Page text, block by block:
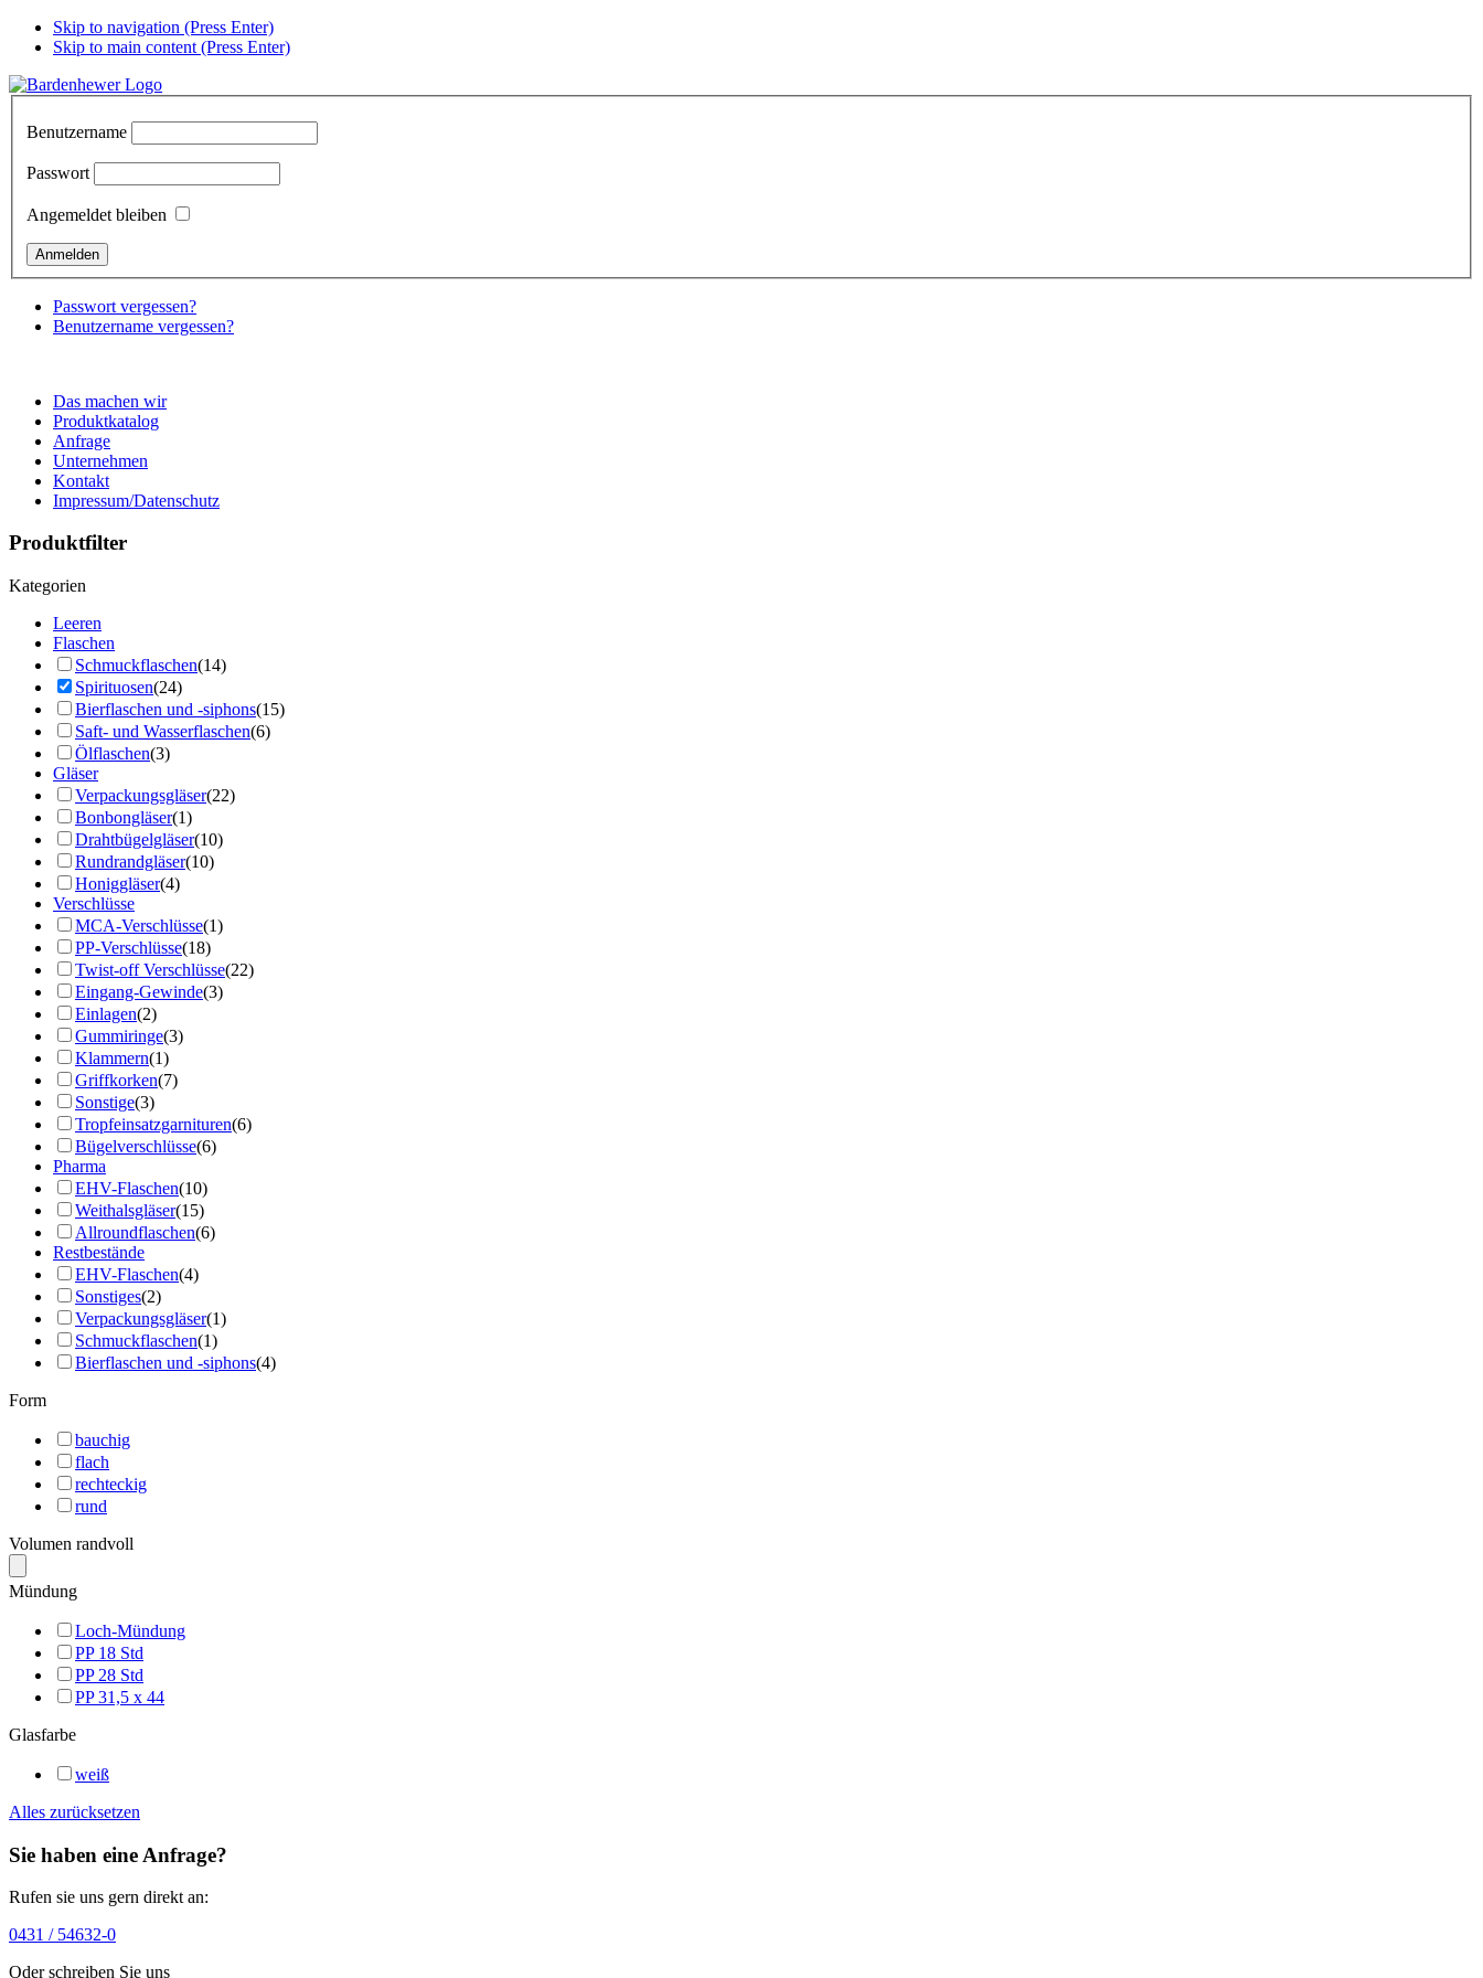
Skip to navigation (Press Enter)
Skip to main content (Press Enter)
Benutzername
Passwort
Angemeldet bleiben
Passwort vergessen?
Benutzername vergessen?
Das machen wir
Produktkatalog
Anfrage
Unternehmen
Kontakt
Impressum/Datenschutz
Produktfilter
Kategorien
Leeren
Flaschen
Schmuckflaschen(14)
Spirituosen(24)
Bierflaschen und -siphons(15)
Saft- und Wasserflaschen(6)
Ölflaschen(3)
Gläser
Verpackungsgläser(22)
Bonbongläser(1)
Drahtbügelgläser(10)
Rundrandgläser(10)
Honiggläser(4)
Verschlüsse
MCA-Verschlüsse(1)
PP-Verschlüsse(18)
Twist-off Verschlüsse(22)
Eingang-Gewinde(3)
Einlagen(2)
Gummiringe(3)
Klammern(1)
Griffkorken(7)
Sonstige(3)
Tropfeinsatzgarnituren(6)
Bügelverschlüsse(6)
Pharma
EHV-Flaschen(10)
Weithalsgläser(15)
Allroundflaschen(6)
Restbestände
EHV-Flaschen(4)
Sonstiges(2)
Verpackungsgläser(1)
Schmuckflaschen(1)
Bierflaschen und -siphons(4)
Form
bauchig
flach
rechteckig
rund
Volumen randvoll
Mündung
Loch-Mündung
PP 18 Std
PP 28 Std
PP 31,5 x 44
Glasfarbe
weiß
Alles zurücksetzen
Sie haben eine Anfrage?
Rufen sie uns gern direkt an:
0431 / 54632-0
Oder schreiben Sie uns